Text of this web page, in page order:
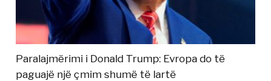
Paralajmërimi i Donald Trump: Evropa do të
paguajë një çmim shumë të lartë